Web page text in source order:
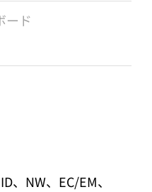
ード
、NW、EC/EM、